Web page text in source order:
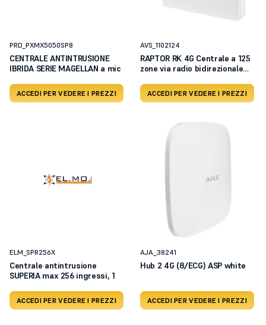
PRD_PXMX5050SP8
CENTRALE ANTINTRUSIONE
IBRIDA SERIE MAGELLAN a mic
ACCEDI PER VEDERE I PREZZI
AVS_1102124
RAPTOR RK 4G Centrale a 125
zone via radio bidirezionale
alimentazione 220 Vac, su reti
LTE/4G
ACCEDI PER VEDERE I PREZZI
ELM_SPR256X
Centrale antintrusione
SUPERIA max 256 ingressi, 1
ACCEDI PER VEDERE I PREZZI
AJA_38241
Hub 2 4G (8/ECG) ASP white
ACCEDI PER VEDERE I PREZZI